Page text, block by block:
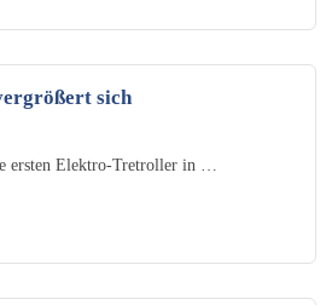
sich
ersten Elektro-Tretroller in …